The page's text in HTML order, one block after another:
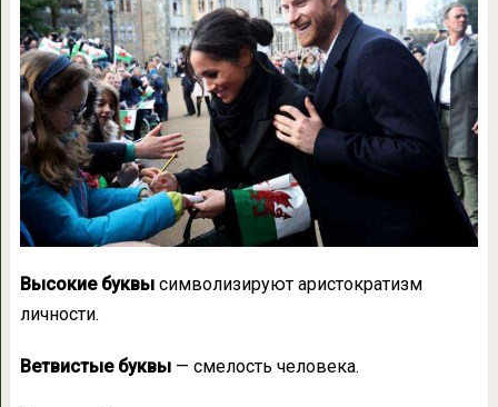
Высокие буквысимволизируют аристократизм
личности.
Ветвистые буквы— смелость человека.